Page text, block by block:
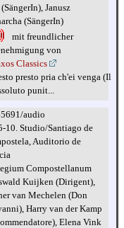
Janusz
(SängerIn)
mit freundlicher
von
Classics
presto pria ch'ei venga (Il
punit...
audio
10. Studio/Santiago de
Auditorio de
Compostellanum
Kuijken (Dirigent),
van Mechelen (Don
Harry van der Kamp
Elena Vink